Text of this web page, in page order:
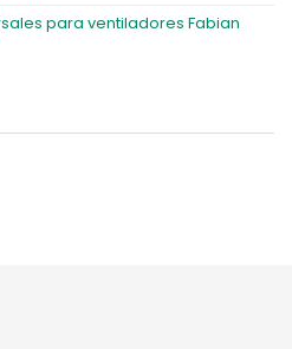
para ventiladores Fabian